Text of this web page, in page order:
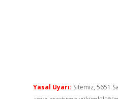
Yasal Uyarı: Sitemiz, 5651